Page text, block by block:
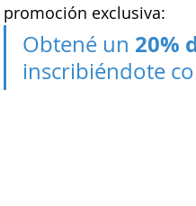
promoción exclusiva:
Obtené un 20%
inscribiéndote